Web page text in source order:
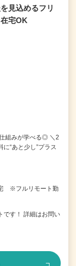
見込めるフリ
宅OK
組みが学べる◎ ＼2
“あと少し”プラス
※フルリモート勤
です！ 詳細はお問い